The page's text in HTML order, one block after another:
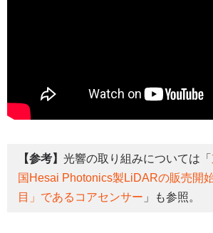
【参考】 光響の取り組みについては「
国Hesai Photonics製LiDARの販売
目」であるコアセンサー 」も参照。